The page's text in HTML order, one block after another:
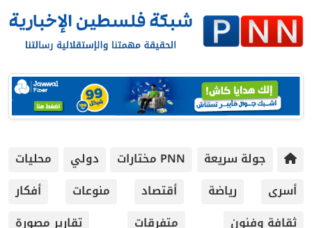
جولة سريعة PNN مختارات دولي
محليات
أسرى
رياضة أقتصاد منوعات
أفكار
ثقافة وفنون
متفرقات
تقارير مصورة